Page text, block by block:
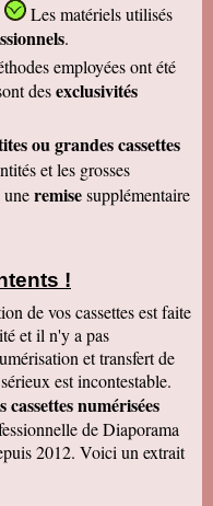
Les matériels utilisés
.
employéesont été
desexclusivités
ou grandes cassettes
et les grosses
uneremisesupplémentaire
!
de vos cassettes est faite
et il n'y a pas
et transfert de
est incontestable.
cassettes numérisées
de Diaporama
2012. Voici un extrait